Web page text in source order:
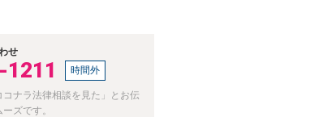
せ
時間外
ナラ法律相談を見た」とお伝
ズです。